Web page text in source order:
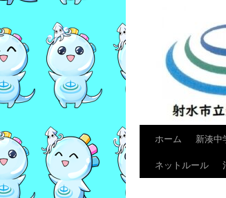
ホーム 新湊中
ネットルール